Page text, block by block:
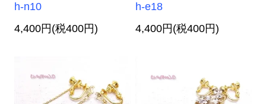
h-n10
4,400円(税400円)
h-e18
4,400円(税400円)